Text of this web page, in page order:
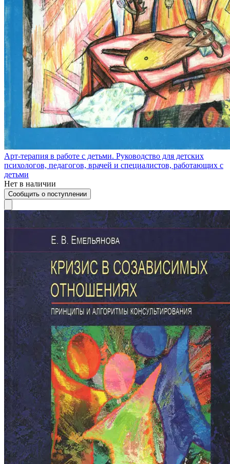
Арт-терапия в работе с детьми. Руководство для детских
психологов, педагогов, врачей и специалистов, работающих с
детьми
Нет в наличии
Сообщить о поступлении